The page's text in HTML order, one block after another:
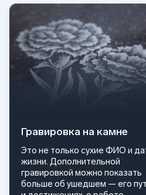
Гравировка на камне
Это не только сухие ФИО и
жизни. Дополнительной
гравировкой можно показать
больше об ушедшем — его